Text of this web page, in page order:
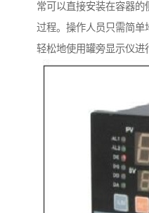
常可以直接安装在容器
过程。操作人员只需简单
轻松地使用罐旁显示仪进